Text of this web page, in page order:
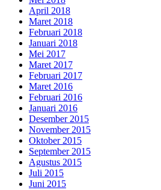
April 2018
Maret 2018
Februari 2018
Januari 2018
Mei 2017
Maret 2017
Februari 2017
Maret 2016
Februari 2016
Januari 2016
Desember 2015
November 2015
Oktober 2015
September 2015
Agustus 2015
Juli 2015
Juni 2015